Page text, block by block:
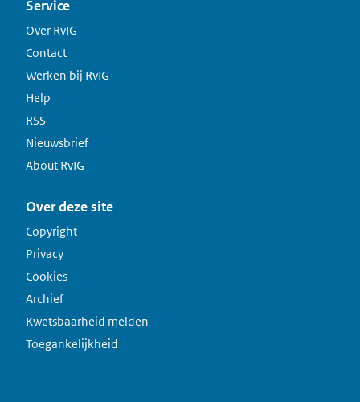
Service
Over RvIG
Contact
Werken bij RvIG
Help
RSS
Nieuwsbrief
About RvIG
Over deze site
Copyright
Privacy
Cookies
Archief
Kwetsbaarheid melden
Toegankelijkheid